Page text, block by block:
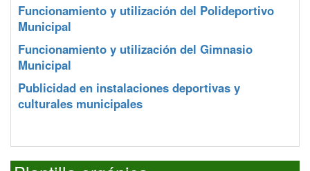
Funcionamiento y utilización del Polideportivo
Municipal
Funcionamiento y utilización del Gimnasio
Municipal
Publicidad en instalaciones deportivas y
culturales municipales